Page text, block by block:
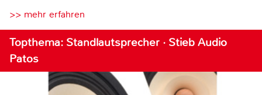
>> mehr erfahren
Topthema: Standlautsprecher · Stieb Audio
Patos